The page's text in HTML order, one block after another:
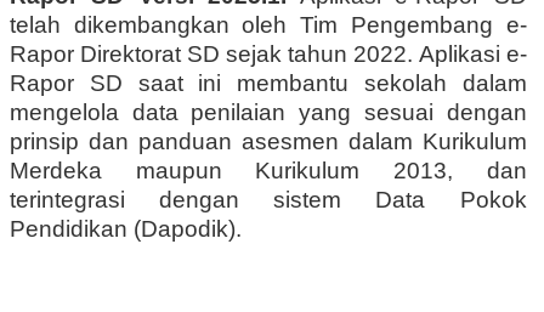
telah dikembangkan oleh Tim Pengembang e-
Rapor Direktorat SD sejak tahun 2022. Aplikasi e-
Rapor SD saat ini membantu sekolah dalam
mengelola data penilaian yang sesuai dengan
prinsip dan panduan asesmen dalam Kurikulum
Merdeka maupun Kurikulum 2013, dan
terintegrasi dengan sistem Data Pokok
Pendidikan (Dapodik).